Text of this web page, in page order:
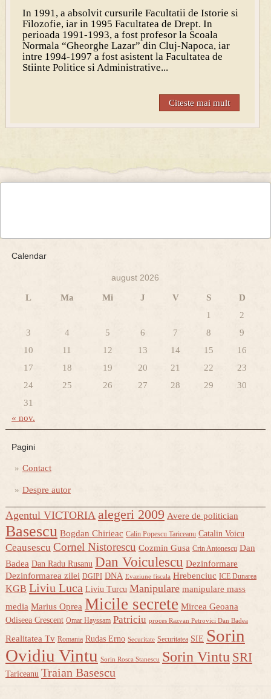
In 1991, a absolvit cursurile Facultatii de Istorie si
Filozofie, iar in 1995 Facultatea de Drept. In
perioada 1991-1993, a fost profesor la Scoala
Normala “Gheorghe Lazar” din Cluj-Napoca, iar
intre 1994-1997 a fost asistent la Facultatea de
Stiinte Politice si Administrative...
Citeste mai mult
Calendar
august 2026
L Ma Mi J V S
D
1
2
3
4 5 6 7 8
9
10
11 12 13 14 15
16
17
18 19 20 21 22
23
24
25 26 27 28 29
30
31
« nov.
Pagini
Contact
Despre autor
Agentul VICTORIA alegeri 2009 Avere de politician
Basescu Bogdan Chirieac Calin Popescu Tariceanu Catalin Voicu
Ceausescu Cornel Nistorescu Cozmin Gusa Crin Antonescu Dan
Badea Dan Radu Rusanu Dan Voiculescu Dezinformare
Dezinformarea zilei DGIPI DNA Evaziune fiscala Hrebenciuc ICE Dunarea
KGB Liviu Luca Liviu Turcu Manipulare manipulare mass
media Marius Oprea Micile secrete Mircea Geoana
Odiseea Crescent Omar Hayssam Patriciu proces Razvan Petrovici Dan Badea
Realitatea Tv Romania Rudas Erno Securitate Securitatea SIE Sorin
Ovidiu Vintu Sorin Rosca Stanescu Sorin Vintu SRI
Tariceanu Traian Basescu